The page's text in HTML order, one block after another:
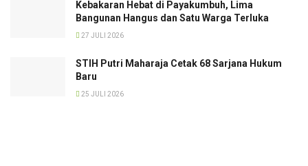
Kebakaran Hebat di Payakumbuh, Lima
Bangunan Hangus dan Satu Warga Terluka
27 JULI 2026
STIH Putri Maharaja Cetak 68 Sarjana Hukum
Baru
25 JULI 2026